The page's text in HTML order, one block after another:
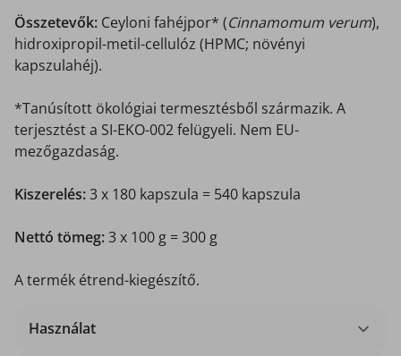
Összetevők: Ceyloni fahéjpor* (Cinnamomum verum),
hidroxipropil-metil-cellulóz (HPMC; növényi
kapszulahéj).
*Tanúsított ökológiai termesztésből származik. A
terjesztést a SI-EKO-002 felügyeli. Nem EU-
mezőgazdaság.
Kiszerelés:3 x 180 kapszula = 540 kapszula
Nettó tömeg:3 x 100 g = 300 g
A termék étrend-kiegészítő.
Használat